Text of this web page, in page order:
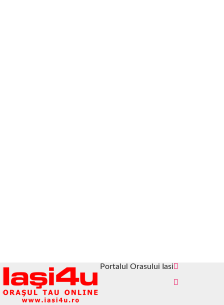
Portalul Orasului Iasi